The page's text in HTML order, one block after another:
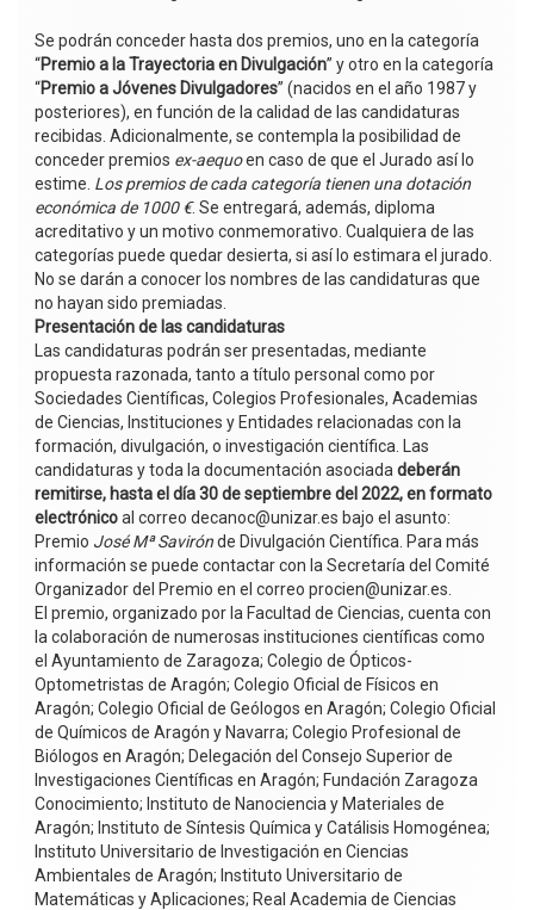
Se podrán conceder hasta dos premios, uno en la categoría
“Premio a la Trayectoria en Divulgación” y otro en la categoría
“Premio a Jóvenes Divulgadores” (nacidos en el año 1987 y
posteriores), en función de la calidad de las candidaturas
recibidas. Adicionalmente, se contempla la posibilidad de
conceder premios ex-aequoen caso de que el Jurado así lo
estime. Los premios de cada categoría tienen una dotación
económica de 1000 €. Se entregará, además, diploma
acreditativo y un motivo conmemorativo. Cualquiera de las
categorías puede quedar desierta, si así lo estimara el jurado.
No se darán a conocer los nombres de las candidaturas que
no hayan sido premiadas.
Presentación de las candidaturas
Las candidaturas podrán ser presentadas, mediante
propuesta razonada, tanto a título personal como por
Sociedades Científicas, Colegios Profesionales, Academias
de Ciencias, Instituciones y Entidades relacionadas con la
formación, divulgación, o investigación científica. Las
candidaturas y toda la documentación asociada deberán
remitirse, hasta el día 30 de septiembre del 2022, en formato
electrónicoal correo decanoc@unizar.es bajo el asunto:
Premio José Mª Savirónde Divulgación Científica. Para más
información se puede contactar con la Secretaría del Comité
Organizador del Premio en el correo procien@unizar.es.
El premio, organizado por la Facultad de Ciencias, cuenta con
la colaboración de numerosas instituciones científicas como
el Ayuntamiento de Zaragoza; Colegio de Ópticos-
Optometristas de Aragón; Colegio Oficial de Físicos en
Aragón; Colegio Oficial de Geólogos en Aragón; Colegio Oficial
de Químicos de Aragón y Navarra; Colegio Profesional de
Biólogos en Aragón; Delegación del Consejo Superior de
Investigaciones Científicas en Aragón; Fundación Zaragoza
Conocimiento; Instituto de Nanociencia y Materiales de
Aragón; Instituto de Síntesis Química y Catálisis Homogénea;
Instituto Universitario de Investigación en Ciencias
Ambientales de Aragón; Instituto Universitario de
Matemáticas y Aplicaciones; Real Academia de Ciencias